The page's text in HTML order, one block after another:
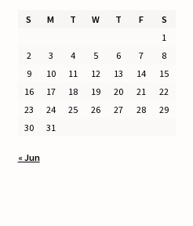
S M T W T F
S
1
2
3 4 5 6 7
8
9
10 11 12 13 14
15
16
17 18 19 20 21
22
23
24 25 26 27 28
29
30
31
« Jun